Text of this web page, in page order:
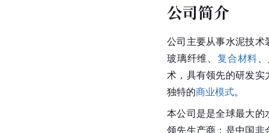
公司简介
公司主要从事水泥技术
玻璃纤维、 复合材料
术，具有领先的研发实
独特的商业模式。
本公司是是全球最大的
领先生产商；是中国